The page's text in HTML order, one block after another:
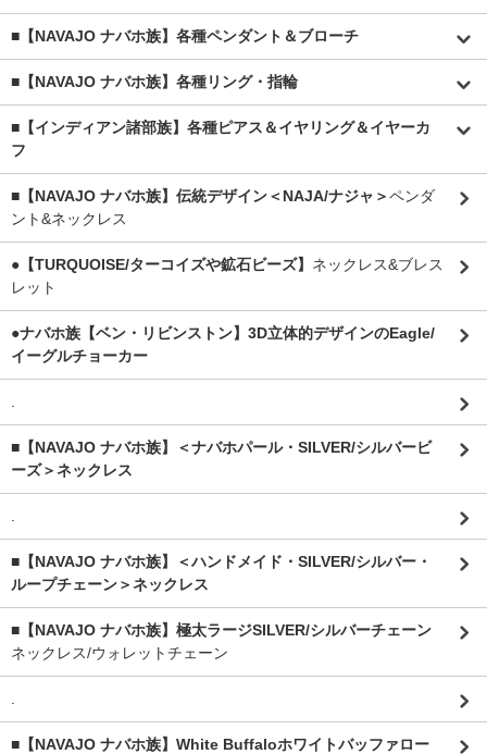
■【NAVAJO ナバホ族】各種ペンダント＆ブローチ
■【NAVAJO ナバホ族】各種リング・指輪
■【インディアン諸部族】各種ピアス＆イヤリング＆イヤーカ
フ
■【NAVAJO ナバホ族】伝統デザイン＜NAJA/ナジャ＞ペンダ
ント&ネックレス
●【TURQUOISE/ターコイズや鉱石ビーズ】 ネックレス&ブレス
レット
●ナバホ族【ベン・リビンストン】3D立体的デザインのEagle/
イーグルチョーカー
■【NAVAJO ナバホ族】＜ナバホパール・SILVER/シルバービ
ーズ＞ネックレス
■【NAVAJO ナバホ族】＜ハンドメイド・SILVER/シルバー・
ループチェーン＞ネックレス
■【NAVAJO ナバホ族】極太ラージSILVER/シルバーチェーン
ネックレス/ウォレットチェーン
■【NAVAJO ナバホ族】White Buffaloホワイトバッファロー